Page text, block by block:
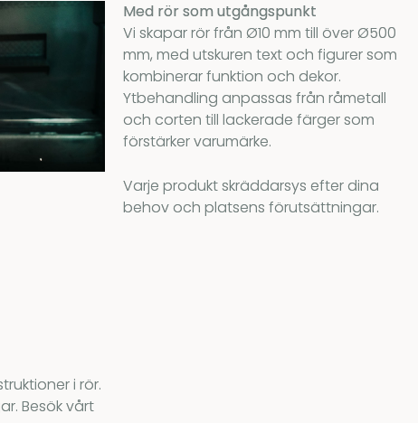
Med rör som utgångspunkt
Vi skapar rör från Ø10 mm till över Ø500
mm, med utskuren text och figurer som
kombinerar funktion och dekor.
Ytbehandling anpassas från råmetall
och corten till lackerade färger som
förstärker varumärke.
Varje produkt skräddarsys efter dina
behov och platsens förutsättningar.
i rör.
Besök vårt